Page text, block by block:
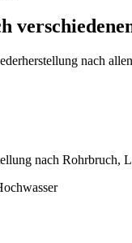
nach
nach Rohrbruch,